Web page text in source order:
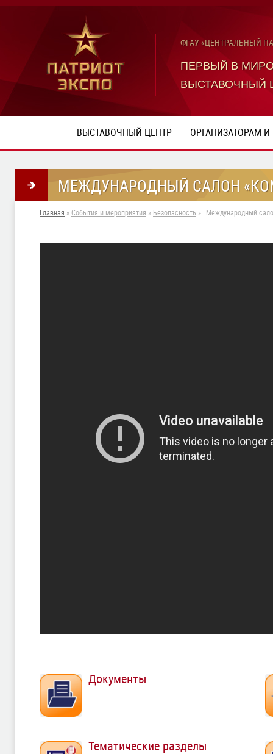
ФГАУ «ЦЕНТРАЛЬНЫЙ
ПЕРВЫЙ В
ВЫСТАВОЧНЫЙ
ВЫСТАВОЧНЫЙ ЦЕНТР ОРГАНИЗАТОРАМ
МЕЖДУНАРОДНЫЙ САЛОН
Главная » События и мероприятия » Безопасность » Международный
Документы
Тематические разделы